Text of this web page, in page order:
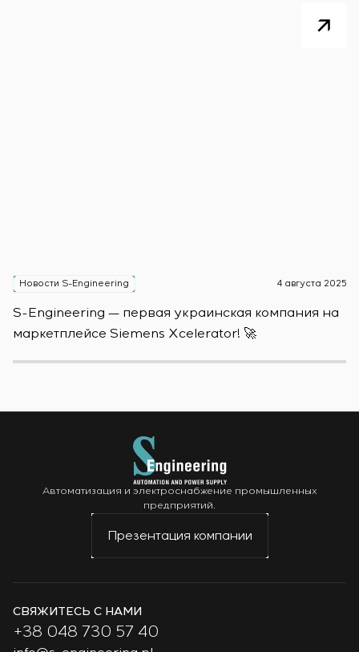
Новости S-Engineering 4 августа 2025
S-Engineering — первая украинская компания на
маркетплейсе Siemens Xcelerator! 🚀
Автоматизация и электроснабжение промышленных
предприятий.
Презентация компании
СВЯЖИТЕСЬ С НАМИ
+38 048 730 57 40